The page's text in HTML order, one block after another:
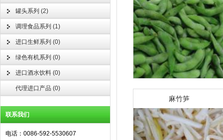
罐头系列 (2)
调理食品系列 (1)
进口生鲜系列 (0)
绿色有机系列 (0)
进口酒水饮料 (0)
代理进口产品 (0)
联系我们
电话：0086-592-5530607
麻竹笋